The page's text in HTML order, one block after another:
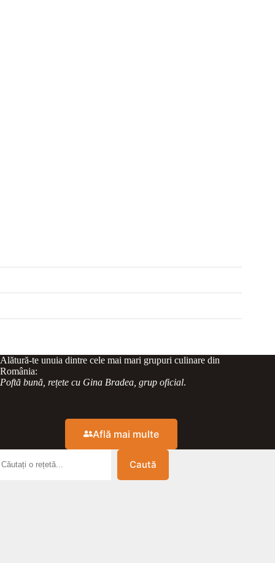
Alătură-te unuia dintre cele mai mari grupuri culinare din
România:
Poftă bună, rețete cu Gina Bradea, grup oficial.
Află mai multe
Caută